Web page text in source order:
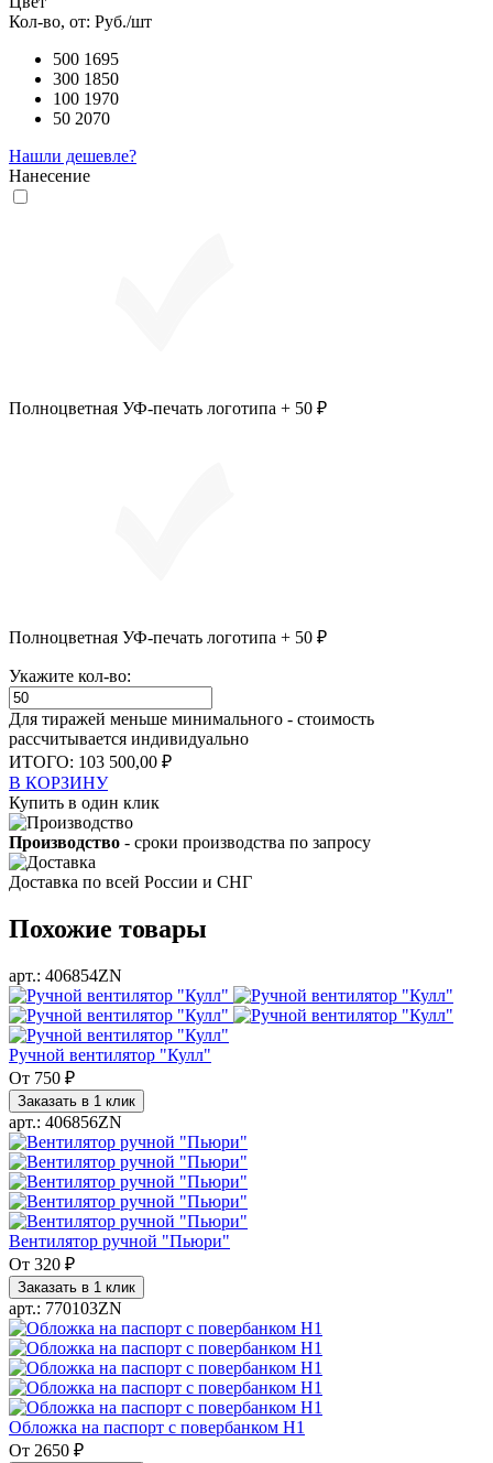
Кол-во, от: Руб./шт
500 1695
300 1850
100 1970
50 2070
Нашли дешевле?
Нанесение
Полноцветная УФ-печать логотипа + 50 ₽
Полноцветная УФ-печать логотипа + 50 ₽
Укажите кол-во:
Для тиражей меньше минимального - стоимость
рассчитывается индивидуально
ИТОГО: 103 500,00 ₽
В КОРЗИНУ
Купить в один клик
Производство - сроки производства по запросу
Доставка по всей России и СНГ
Похожие товары
арт.: 406854ZN
Ручной вентилятор "Кулл"
От 750 ₽
Заказать в 1 клик
арт.: 406856ZN
Вентилятор ручной "Пьюри"
От 320 ₽
Заказать в 1 клик
арт.: 770103ZN
Обложка на паспорт с повербанком H1
От 2650 ₽